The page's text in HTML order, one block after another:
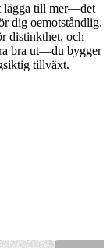
lägga till mer—det
dig oemotståndlig.
distinkthet, och
bra ut—du bygger
tillväxt.